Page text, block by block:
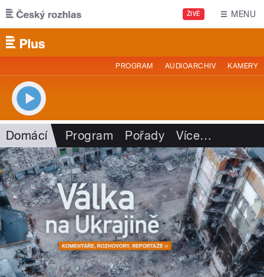
Přejít k hlavnímu obsahu
ŽIVĚ MENU
PROGRAM AUDIOARCHIV KAMERY
Domácí Program Pořady Více…